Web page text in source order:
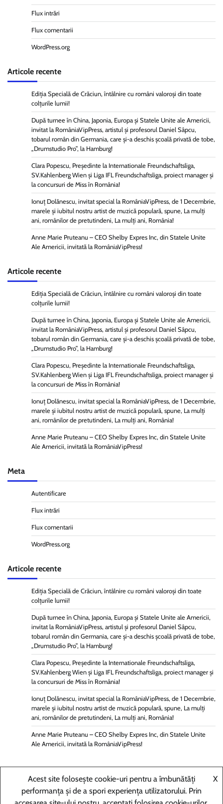
Flux intrări
Flux comentarii
WordPress.org
Articole recente
Ediția Specială de Crăciun, întâlnire cu români valoroși din toate
colțurile lumii!
După turnee în China, Japonia, Europa și Statele Unite ale Americii,
invitat la RomâniaVipPress, artistul și profesorul Daniel Sâpcu,
tobarul român din Germania, care și-a deschis școală privată de tobe,
„Drumstudio Pro”, la Hamburg!
Clara Popescu, Președinte la Internationale Freundschaftsliga,
SV.Kahlenberg Wien şi Liga IFL Freundschaftsliga, proiect manager și
la concursuri de Miss în România!
Ionuț Dolănescu, invitat special la RomâniaVipPress, de 1 Decembrie,
marele și iubitul nostru artist de muzică populară, spune, La mulți
ani, românilor de pretutindeni, La mulți ani, România!
Anne Marie Pruteanu – CEO Shelby Expres Inc, din Statele Unite
Ale Americii, invitată la RomâniaVipPress!
Articole recente
Ediția Specială de Crăciun, întâlnire cu români valoroși din toate
colțurile lumii!
După turnee în China, Japonia, Europa și Statele Unite ale Americii,
invitat la RomâniaVipPress, artistul și profesorul Daniel Sâpcu,
tobarul român din Germania, care și-a deschis școală privată de tobe,
„Drumstudio Pro”, la Hamburg!
Clara Popescu, Președinte la Internationale Freundschaftsliga,
SV.Kahlenberg Wien şi Liga IFL Freundschaftsliga, proiect manager și
la concursuri de Miss în România!
Ionuț Dolănescu, invitat special la RomâniaVipPress, de 1 Decembrie,
marele și iubitul nostru artist de muzică populară, spune, La mulți
ani, românilor de pretutindeni, La mulți ani, România!
Anne Marie Pruteanu – CEO Shelby Expres Inc, din Statele Unite
Ale Americii, invitată la RomâniaVipPress!
Meta
Autentificare
Flux intrări
Flux comentarii
WordPress.org
Articole recente
Ediția Specială de Crăciun, întâlnire cu români valoroși din toate
colțurile lumii!
După turnee în China, Japonia, Europa și Statele Unite ale Americii,
invitat la RomâniaVipPress, artistul și profesorul Daniel Sâpcu,
tobarul român din Germania, care și-a deschis școală privată de tobe,
„Drumstudio Pro”, la Hamburg!
Clara Popescu, Președinte la Internationale Freundschaftsliga,
SV.Kahlenberg Wien şi Liga IFL Freundschaftsliga, proiect manager și
la concursuri de Miss în România!
Ionuț Dolănescu, invitat special la RomâniaVipPress, de 1 Decembrie,
marele și iubitul nostru artist de muzică populară, spune, La mulți
ani, românilor de pretutindeni, La mulți ani, România!
Anne Marie Pruteanu – CEO Shelby Expres Inc, din Statele Unite
Ale Americii, invitată la RomâniaVipPress!
Copyright © 2025ROMÂNIAVIPPRESSTheme: Random
Acest site folosește cookie-uri pentru a îmbunătăți
performanța și de a spori experiența utilizatorului. Prin
X